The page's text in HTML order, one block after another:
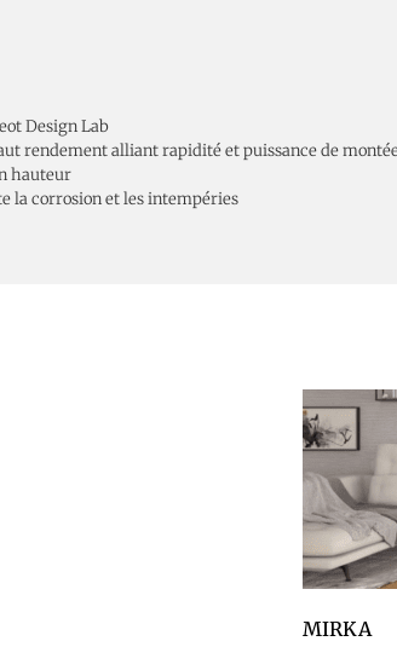
Design Lab
rendement alliant rapidité et puissance de
hauteur
la corrosion et les intempéries
MIRKA